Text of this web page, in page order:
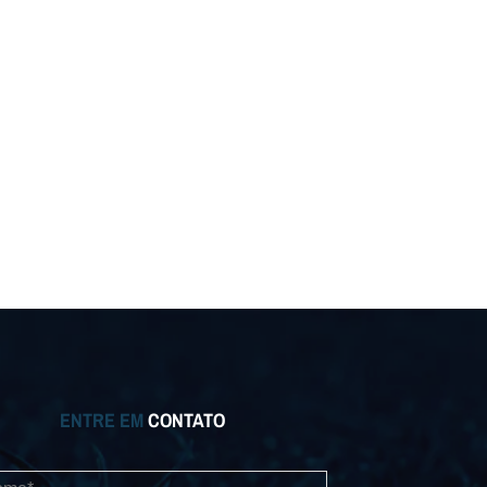
ENTRE EM CONTATO